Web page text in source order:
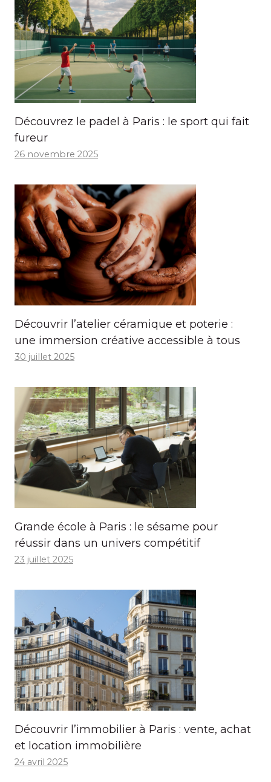
Découvrez le padel à Paris : le sport qui fait
fureur
26 novembre 2025
Découvrir l’atelier céramique et poterie :
une immersion créative accessible à tous
30 juillet 2025
Grande école à Paris : le sésame pour
réussir dans un univers compétitif
23 juillet 2025
Découvrir l’immobilier à Paris : vente, achat
et location immobilière
24 avril 2025